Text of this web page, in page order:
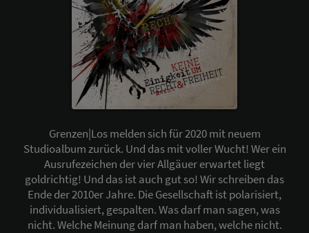
Grenzen|Los melden sich für 2020 mit neuem
Studioalbum zurück. Und das mit voller Wucht! Wer ein
Ausrufezeichen der vier Allgäuer erwartet liegt
goldrichtig! Und das ist auch gut so! Wir schreiben das
Ende der 2010er Jahre. Die Gesellschaft ist polarisiert,
individualisiert, gespalten. Was darf man sagen, was
nicht. Welche Meinung darf man haben, welche nicht.